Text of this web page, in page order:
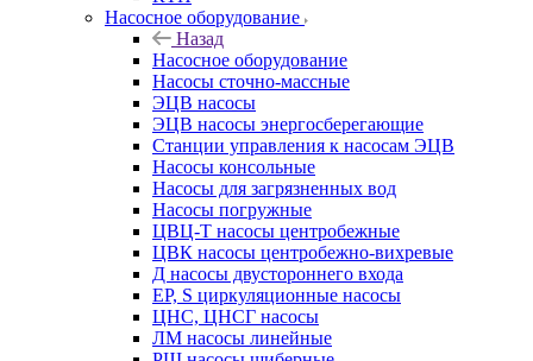
Насосное оборудование
Назад
Насосное оборудование
Насосы сточно-массные
ЭЦВ насосы
ЭЦВ насосы энергосберегающие
Станции управления к насосам ЭЦВ
Насосы консольные
Насосы для загрязненных вод
Насосы погружные
ЦВЦ-Т насосы центробежные
ЦВК насосы центробежно-вихревые
Д насосы двустороннего входа
EP, S циркуляционные насосы
ЦНС, ЦНСГ насосы
ЛМ насосы линейные